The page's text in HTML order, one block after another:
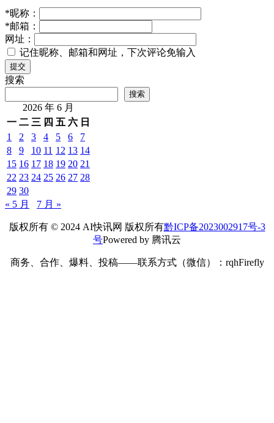
*昵称：
*邮箱：
网址：
记住昵称、邮箱和网址，下次评论免输入
提交
搜索
搜索
2026 年 6 月
一 二 三 四 五 六 日
1
2 3 4 5 6
7
8
9 10 11 12 13 14
15 16 17 18 19 20 21
22 23 24 25 26 27 28
29 30
« 5 月
7 月 »
版权所有 © 2024 AI快讯网 版权所有黔ICP备2023002917号-3
号Powered by 腾讯云
商务、合作、爆料、投稿——联系方式（微信）：rqhFirefly